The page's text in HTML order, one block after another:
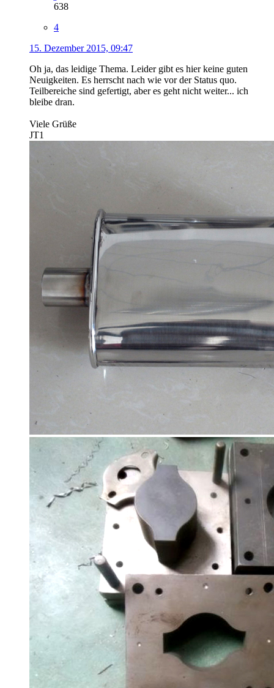
638
4
15. Dezember 2015, 09:47
Oh ja, das leidige Thema. Leider gibt es hier keine guten
Neuigkeiten. Es herrscht nach wie vor der Status quo.
Teilbereiche sind gefertigt, aber es geht nicht weiter... ich
bleibe dran.
Viele Grüße
JT1